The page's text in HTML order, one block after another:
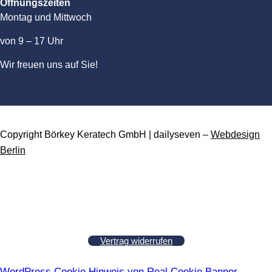
Öffnungszeiten
Montag und Mittwoch
von 9 – 17 Uhr
Wir freuen uns auf Sie!
Copyright Börkey Keratech GmbH | dailyseven – Webdesign
Berlin
Vertrag widerrufen